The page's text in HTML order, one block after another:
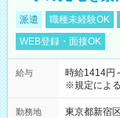
派遣 職種未経験OK
WEB登録・面接OK
給与
時給1414
※規定による
勤務地
東京都新宿区